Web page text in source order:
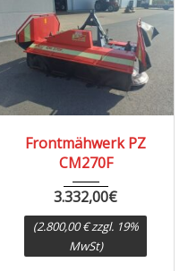
Frontmähwerk PZ
CM270F
3.332,00€
(2.800,00 € zzgl. 19%
MwSt)